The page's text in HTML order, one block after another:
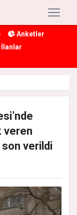
Anketler
veren
verildi